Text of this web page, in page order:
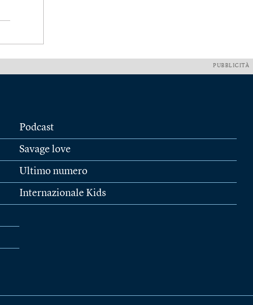
PUBBLICITÀ
Podcast
Savage love
Ultimo numero
Internazionale Kids